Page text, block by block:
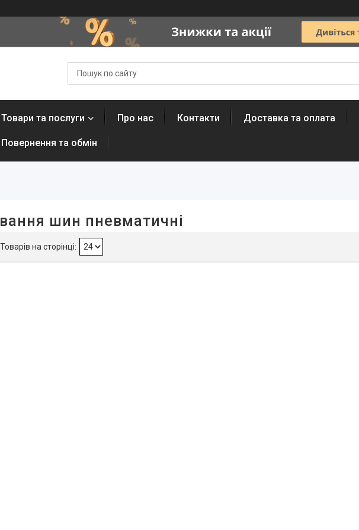
Товари та послуги Про нас Контакти Доставка та оплата
Повернення та обмін
шин пневматичні